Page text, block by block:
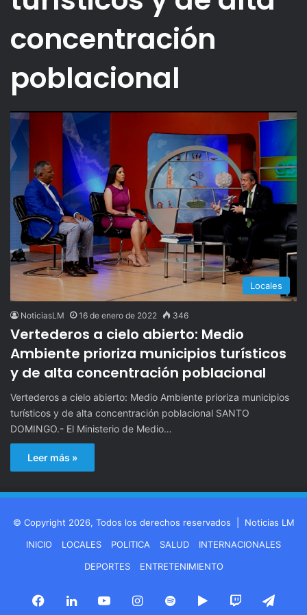
concentración
poblacional
Locales
NoticiasLM 16 de enero de 2022 346
Vertederos a cielo abierto: Medio
Ambiente prioriza municipios turísticos
y de alta concentración poblacional
Vertederos a cielo abierto: Medio Ambiente prioriza municipios
turísticos y de alta concentración poblacional SANTO
DOMINGO.- El Ministerio de Medio…
Leer más »
© Copyright 2026, Todos los derechos reservados | Noticias LM
INICIO
LOCALES POLITICA SALUD
INTERNACIONALES
DEPORTES
ENTRETENIMIENTO
Facebook
LinkedInYouTubeInstagram
Spotify Google Twitch